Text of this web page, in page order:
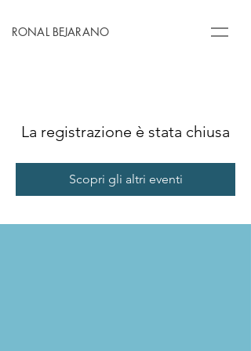
RONAL BEJARANO
La registrazione è stata chiusa
Scopri gli altri eventi